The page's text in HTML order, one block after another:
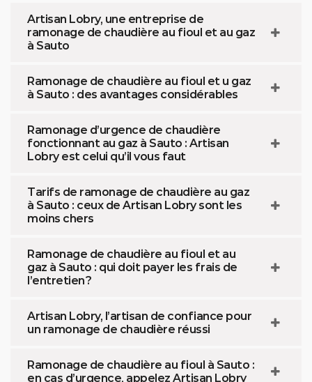
Artisan Lobry, une entreprise de
ramonage de chaudière au fioul et au gaz
à Sauto
Ramonage de chaudière au fioul et u gaz
à Sauto : des avantages considérables
Ramonage d’urgence de chaudière
fonctionnant au gaz à Sauto : Artisan
Lobry est celui qu’il vous faut
Tarifs de ramonage de chaudière au gaz
à Sauto : ceux de Artisan Lobry sont les
moins chers
Ramonage de chaudière au fioul et au
gaz à Sauto : qui doit payer les frais de
l’entretien ?
Artisan Lobry, l’artisan de confiance pour
un ramonage de chaudière réussi
Ramonage de chaudière au fioul à Sauto :
en cas d’urgence, appelez Artisan Lobry